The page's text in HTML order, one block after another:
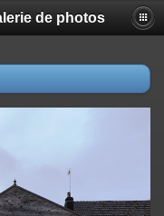
de photos